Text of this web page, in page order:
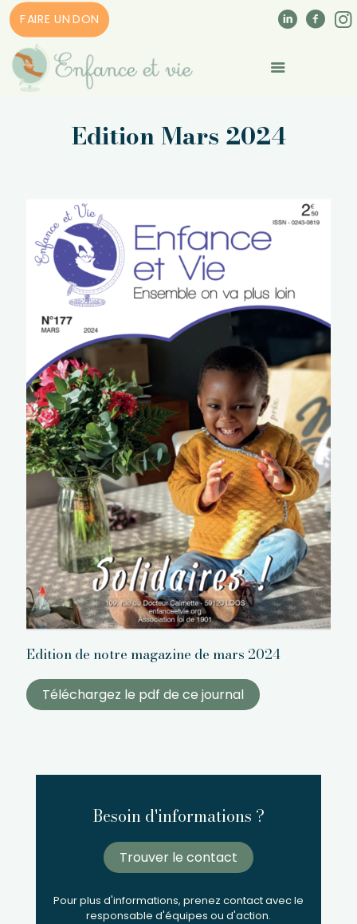
FAIRE UN DON
Edition Mars 2024
Edition de notre magazine de mars 2024
Téléchargez le pdf de ce journal
Besoin d'informations ?
Trouver le contact
Pour plus d'informations, prenez contact avec le
responsable d'équipes ou d'action.